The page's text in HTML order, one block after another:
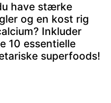
have stærke
og en kost rig
Inkluder
10 essentielle
superfoods!